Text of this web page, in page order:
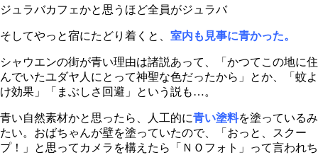
ジュラバカフェかと思うほど全員がジュラバ
そしてやっと宿にたどり着くと、 室内も見事に青かった。
シャウエンの街が青い理由は諸説あって、「かつてこの地に住
んでいたユダヤ人にとって神聖な色だったから」とか、「蚊よ
け効果」「まぶしさ回避」という説も…。
青い自然素材かと思ったら、人工的に青い塗料を塗っているみ
たい。おばちゃんが壁を塗っていたので、「おっと、スクー
プ！」と思ってカメラを構えたら「ＮＯフォト」って言われち